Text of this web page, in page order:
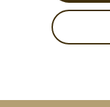
第1条 会員登録
が必要になります。